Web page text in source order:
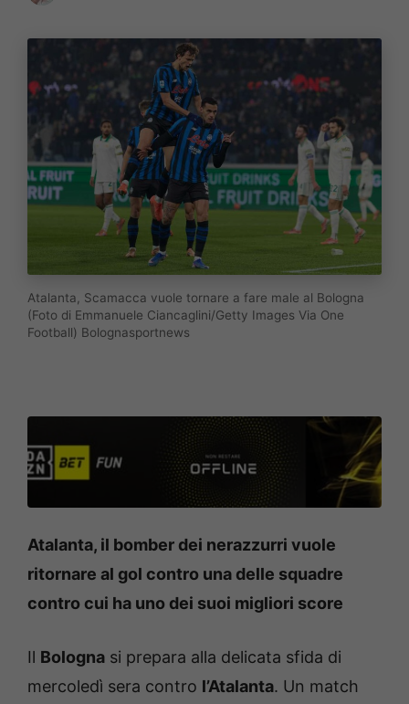
Atalanta, Scamacca vuole tornare a fare male al Bologna
(Foto di Emmanuele Ciancaglini/Getty Images Via One
Football) Bolognasportnews
Atalanta, il bomber dei nerazzurri vuole
ritornare al gol contro una delle squadre
contro cui ha uno dei suoi migliori score
Il Bologna si prepara alla delicata sfida di
mercoledì sera contro l’Atalanta. Un match